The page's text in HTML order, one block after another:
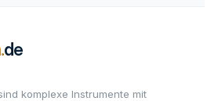
komplexe Instrumente mit